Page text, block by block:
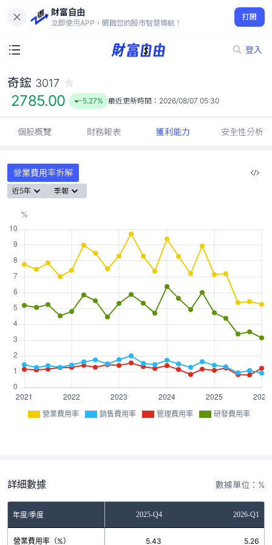
財富自由
立即使用APP，開啟您的股市智慧導航！
打開
登入
2785.00
-5.27%
奇鋐 3017
2785.00 -5.27% 最近更新時間： 2026/08/07 05:30
個股概覽 財務報表 獲利能力 安全性分析
營業費用率拆解
近5年 季報
營業費用率 銷售費用率 管理費用率 研發費用率
詳細數據 數據單位：%
年度/季度2025-Q3 2025-Q4 2026-Q1
營業費用率（%）
5.36 5.43 5.26